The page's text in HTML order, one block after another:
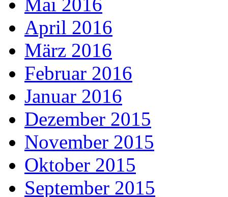
Mai 2016
April 2016
März 2016
Februar 2016
Januar 2016
Dezember 2015
November 2015
Oktober 2015
September 2015